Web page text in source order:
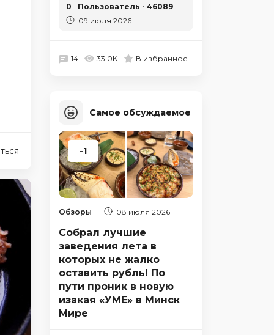
0
Пользователь - 46089
09 июля 2026
14 33.0K В избранное
Самое обсуждаемое
-1
Обзоры 08 июля 2026
Собрал лучшие
заведения лета в
которых не жалко
оставить рубль! По
пути проник в новую
изакая «УМЕ» в Минск
Мире